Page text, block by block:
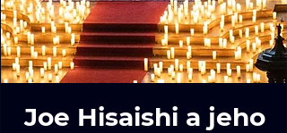
Joe Hisaishi a jeho